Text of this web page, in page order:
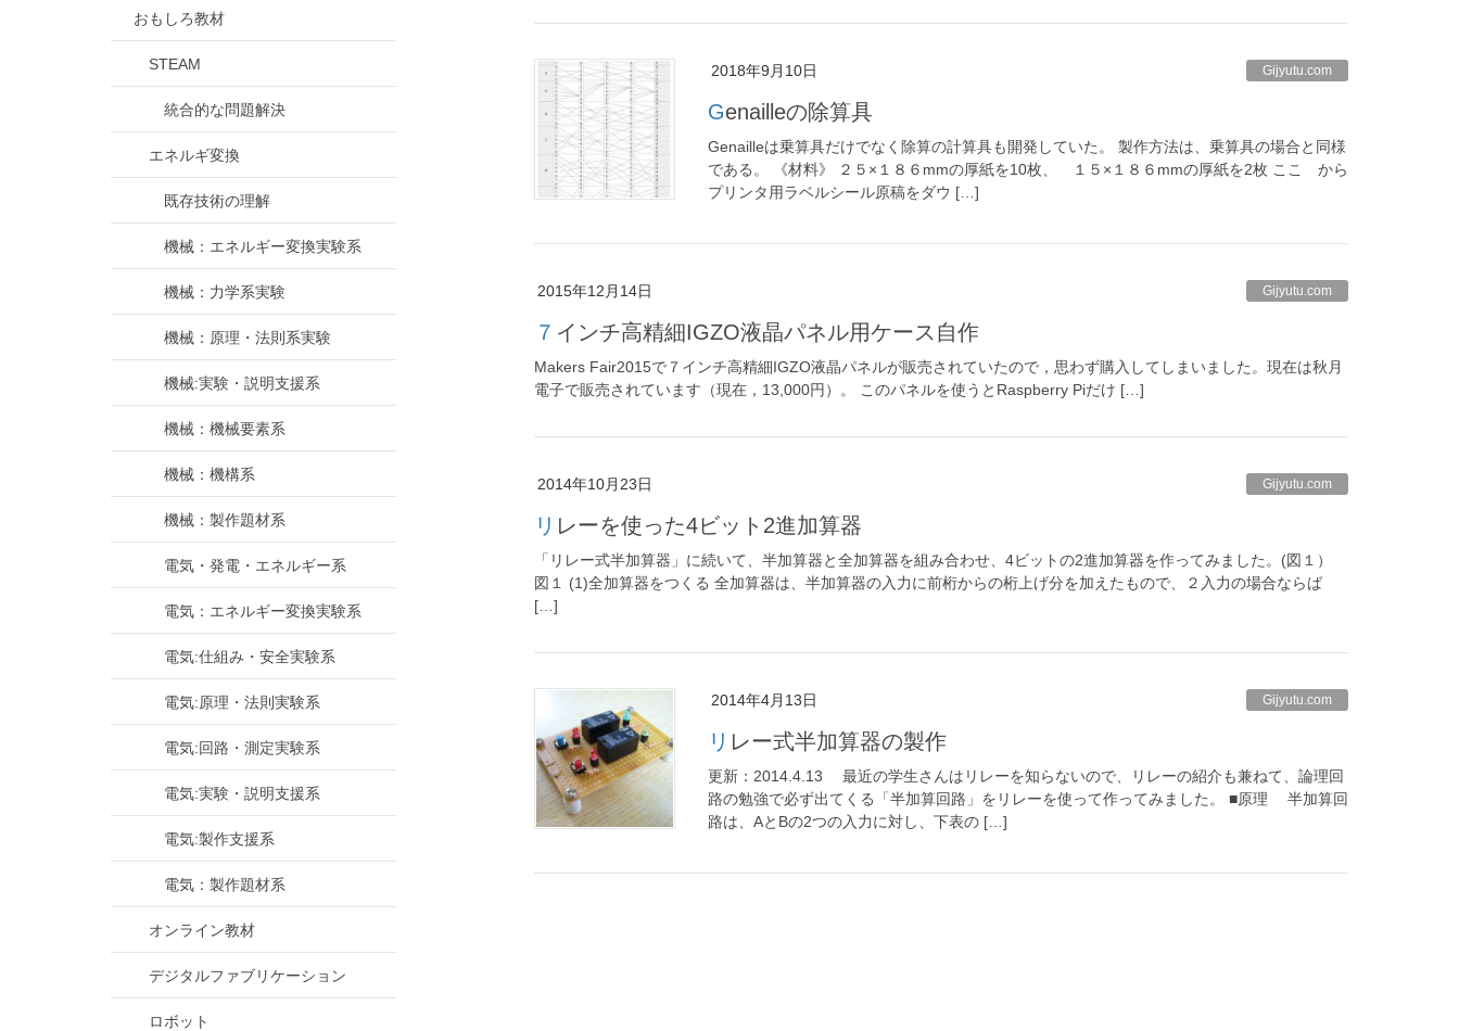
2018年9月10日 Gijyutu.com
Genailleの除算具
Genailleは乗算具だけでなく除算の計算具も開発していた。 製作方法は、乗算具の場合と同様
である。 《材料》 ２５×１８６mmの厚紙を10枚、 １５×１８６mmの厚紙を2枚 ここ から
プリンタ用ラベルシール原稿をダウ […]
2015年12月14日 Gijyutu.com
７インチ高精細IGZO液晶パネル用ケース自作
Makers Fair2015で７インチ高精細IGZO液晶パネルが販売されていたので，思わず購入してしまいました。現在は秋月
電子で販売されています（現在，13,000円）。 このパネルを使うとRaspberry Piだけ […]
2014年10月23日 Gijyutu.com
リレーを使った4ビット2進加算器
「リレー式半加算器」に続いて、半加算器と全加算器を組み合わせ、4ビットの2進加算器を作ってみました。(図１）
図１ (1)全加算器をつくる 全加算器は、半加算器の入力に前桁からの桁上げ分を加えたもので、２入力の場合ならば
[…]
2014年4月13日 Gijyutu.com
リレー式半加算器の製作
更新：2014.4.13 最近の学生さんはリレーを知らないので、リレーの紹介も兼ねて、論理回
路の勉強で必ず出てくる「半加算回路」をリレーを使って作ってみました。 ■原理 半加算回
路は、AとBの2つの入力に対し、下表の […]
おもしろ教材
STEAM
統合的な問題解決
エネルギ変換
既存技術の理解
機械：エネルギー変換実験系
機械：力学系実験
機械：原理・法則系実験
機械:実験・説明支援系
機械：機械要素系
機械：機構系
機械：製作題材系
電気・発電・エネルギー系
電気：エネルギー変換実験系
電気:仕組み・安全実験系
電気:原理・法則実験系
電気:回路・測定実験系
電気:実験・説明支援系
電気:製作支援系
電気：製作題材系
オンライン教材
デジタルファブリケーション
ロボット